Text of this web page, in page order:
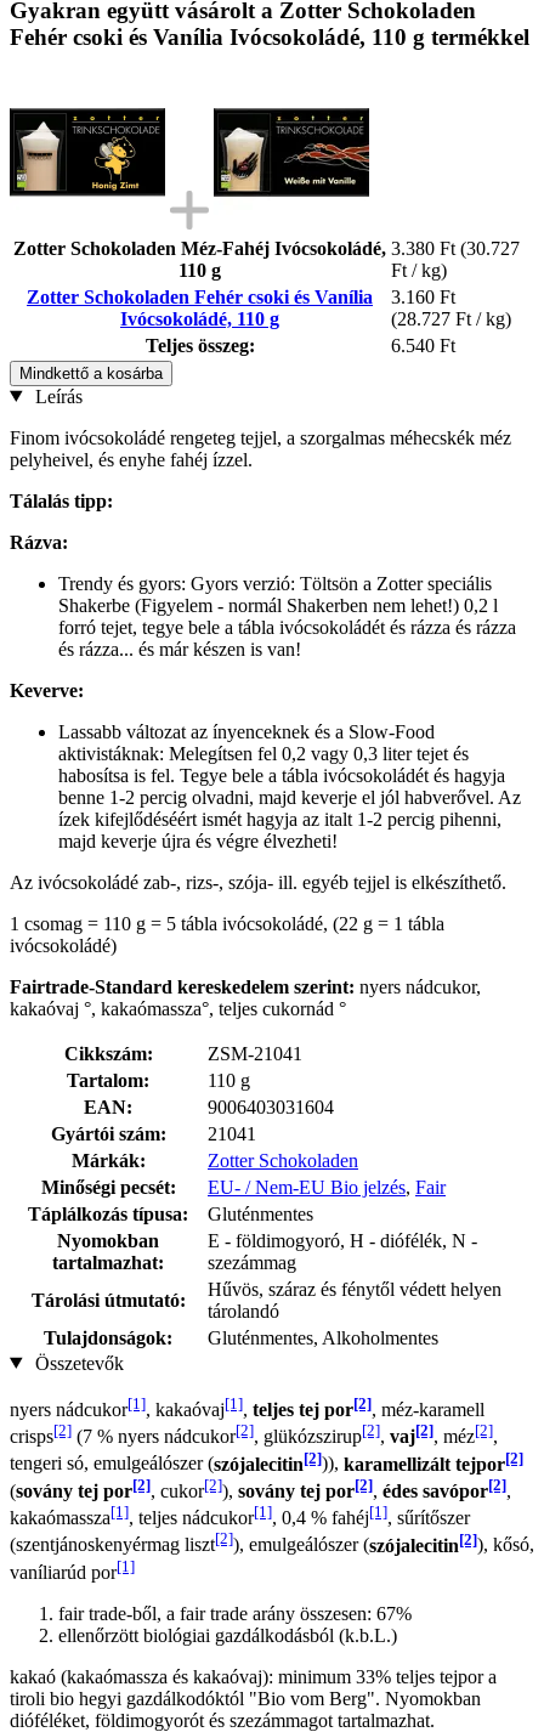
Gyakran együtt vásárolt a Zotter Schokoladen
Fehér csoki és Vanília Ivócsokoládé, 110 g termékkel
Zotter Schokoladen Méz-Fahéj Ivócsokoládé,
110 g
3.380 Ft (30.727
Ft / kg)
Zotter Schokoladen Fehér csoki és Vanília
Ivócsokoládé, 110 g
3.160 Ft
(28.727 Ft / kg)
Teljes összeg:
6.540 Ft
Mindkettő a kosárba
Leírás
Finom ivócsokoládé rengeteg tejjel, a szorgalmas méhecskék méz
pelyheivel, és enyhe fahéj ízzel.
Tálalás tipp:
Rázva:
Trendy és gyors: Gyors verzió: Töltsön a Zotter speciális
Shakerbe (Figyelem - normál Shakerben nem lehet!) 0,2 l
forró tejet, tegye bele a tábla ivócsokoládét és rázza és rázza
és rázza... és már készen is van!
Keverve:
Lassabb változat az ínyenceknek és a Slow-Food
aktivistáknak: Melegítsen fel 0,2 vagy 0,3 liter tejet és
habosítsa is fel. Tegye bele a tábla ivócsokoládét és hagyja
benne 1-2 percig olvadni, majd keverje el jól habverővel. Az
ízek kifejlődéséért ismét hagyja az italt 1-2 percig pihenni,
majd keverje újra és végre élvezheti!
Az ivócsokoládé zab-, rizs-, szója- ill. egyéb tejjel is elkészíthető.
1 csomag = 110 g = 5 tábla ivócsokoládé, (22 g = 1 tábla
ivócsokoládé)
Fairtrade-Standard kereskedelem szerint: nyers nádcukor,
kakaóvaj °, kakaómassza°, teljes cukornád °
Cikkszám:
ZSM-21041
Tartalom:
110 g
EAN:
9006403031604
Gyártói szám:
21041
Márkák:
Zotter Schokoladen
Minőségi pecsét:
EU- / Nem-EU Bio jelzés, Fair
Táplálkozás típusa:
Gluténmentes
Nyomokban
tartalmazhat:
E - földimogyoró, H - diófélék, N -
szezámmag
Tárolási útmutató:
Hűvös, száraz és fénytől védett helyen
tárolandó
Tulajdonságok:
Gluténmentes, Alkoholmentes
Összetevők
nyers nádcukor[1], kakaóvaj[1], teljes tej por[2], méz-karamell
crisps[2] (7 % nyers nádcukor[2], glükózszirup[2], vaj[2], méz[2],
tengeri só, emulgeálószer (szójalecitin[2])), karamellizált tejpor[2]
(sovány tej por[2], cukor[2]), sovány tej por[2], édes savópor[2],
kakaómassza[1], teljes nádcukor[1], 0,4 % fahéj[1], sűrítőszer
(szentjánoskenyérmag liszt[2]), emulgeálószer (szójalecitin[2]), kősó,
vaníliarúd por[1]
fair trade-ből, a fair trade arány összesen: 67%
ellenőrzött biológiai gazdálkodásból (k.b.L.)
kakaó (kakaómassza és kakaóvaj): minimum 33% teljes tejpor a
tiroli bio hegyi gazdálkodóktól "Bio vom Berg". Nyomokban
dióféléket, földimogyorót és szezámmagot tartalmazhat.